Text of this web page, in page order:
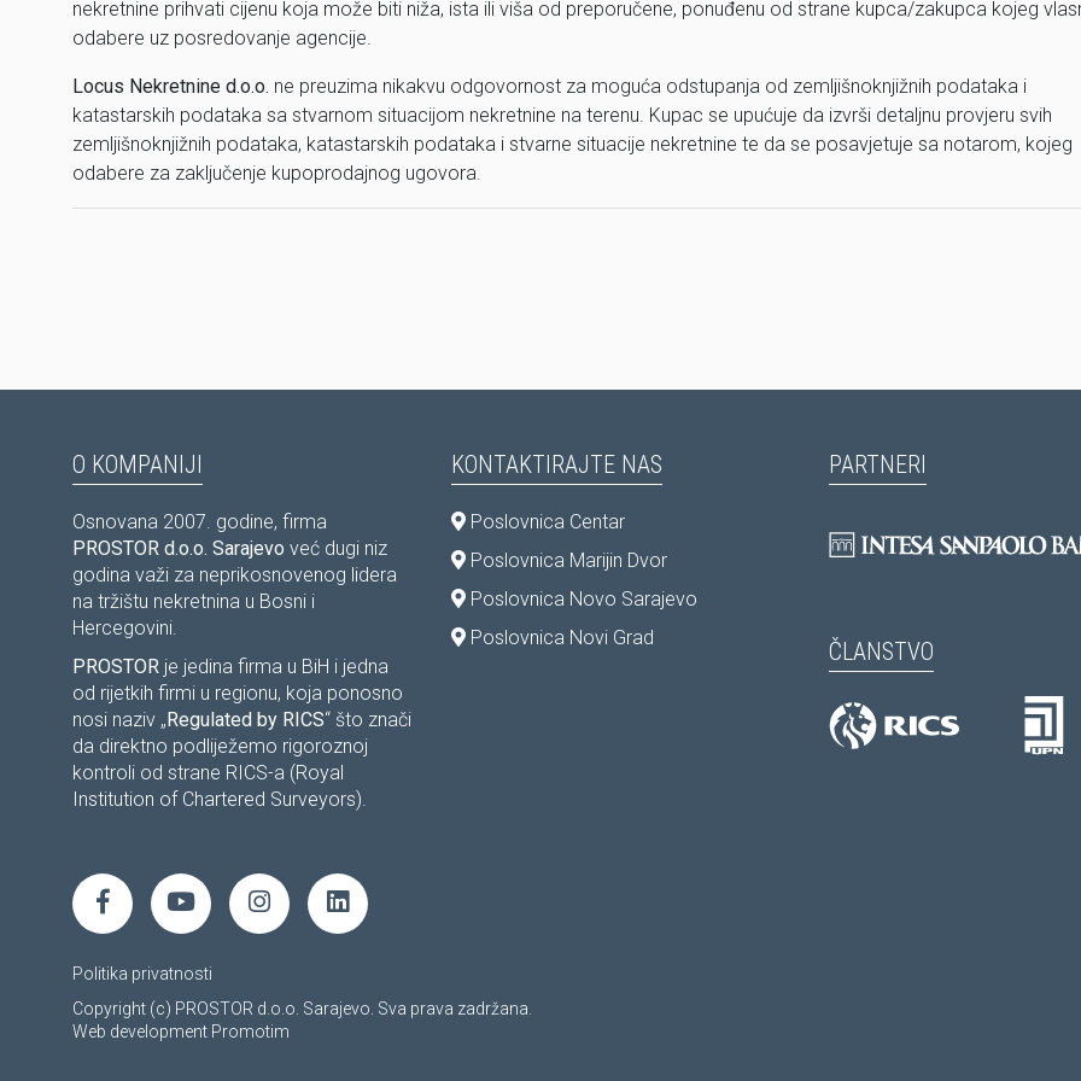
nekretnine prihvati cijenu koja može biti niža, ista ili viša od preporučene, ponuđenu od strane kupca/zakupca kojeg
odabere uz posredovanje agencije.
Locus Nekretnine d.o.o. ne preuzima nikakvu odgovornost za moguća odstupanja od zemljišnoknjižnih podataka i
katastarskih podataka sa stvarnom situacijom nekretnine na terenu. Kupac se upućuje da izvrši detaljnu provjeru svih
zemljišnoknjižnih podataka, katastarskih podataka i stvarne situacije nekretnine te da se posavjetuje sa notarom, kojeg
odabere za zaključenje kupoprodajnog ugovora.
O KOMPANIJI
Osnovana 2007. godine, firma
PROSTOR d.o.o. Sarajevo već dugi niz
godina važi za neprikosnovenog lidera
na tržištu nekretnina u Bosni i
Hercegovini.
PROSTOR je jedina firma u BiH i jedna
od rijetkih firmi u regionu, koja ponosno
nosi naziv „Regulated by RICS“ što znači
da direktno podliježemo rigoroznoj
kontroli od strane RICS-a (Royal
Institution of Chartered Surveyors).
KONTAKTIRAJTE NAS
Poslovnica Centar
Poslovnica Marijin Dvor
Poslovnica Novo Sarajevo
Poslovnica Novi Grad
PARTNERI
ČLANSTVO
Politika privatnosti
Copyright (c) PROSTOR d.o.o. Sarajevo. Sva prava zadržana.
Web development Promotim